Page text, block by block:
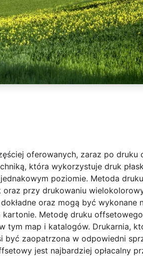
oferowanych, zaraz po
która wykorzystuje druk
poziomie. Metoda
przy drukowaniu
oraz mogą być wykonane
Metodę druku
tym map i katalogów. Drukarnia,
być zaopatrzona w odpowiedni
jest najbardziej opłacalny